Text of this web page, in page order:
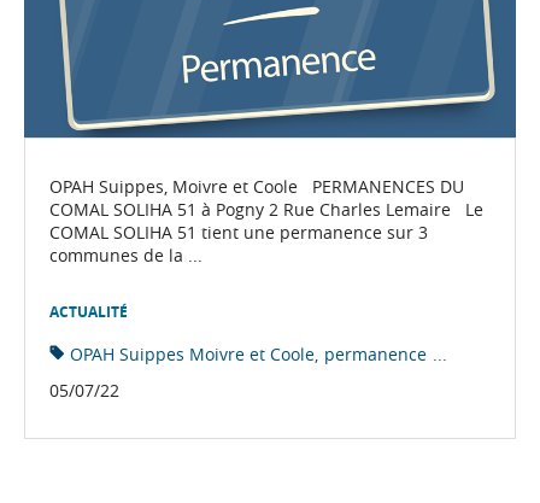
OPAH Suippes, Moivre et Coole PERMANENCES DU
COMAL SOLIHA 51 à Pogny 2 Rue Charles Lemaire Le
COMAL SOLIHA 51 tient une permanence sur 3
communes de la ...
ACTUALITÉ
OPAH Suippes Moivre et Coole permanence
05/07/22